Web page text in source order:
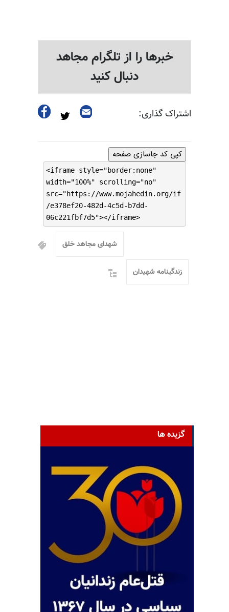
خبرها را از تلگرام مجاهد
دنبال کنید
اشتراک گذاری:
کپی کد جاسازی صفحه
<iframe style="border:none"
width="100%" scrolling="no"
src="https://www.mojahedin.org/if
/e378ef20-482d-4c5d-b7dd-
06c221fbf7d5"></iframe>
شهدای مجاهد خلق
زندگینامه شهیدان
گزیده ها